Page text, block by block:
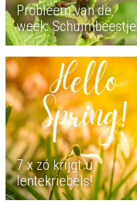
Probleem van de
week: Schuimbeestje
7 x zó krijgt u
lentekriebels!